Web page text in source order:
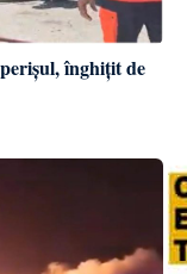
înghițit de